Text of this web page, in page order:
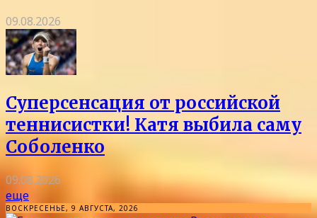
09.08.2026
Суперсенсация от российской
теннисистки! Катя выбила саму
Соболенко
09.08.2026
еще
ВОСКРЕСЕНЬЕ, 9 АВГУСТА, 2026